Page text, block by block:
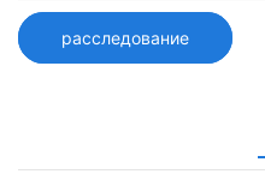
расследование